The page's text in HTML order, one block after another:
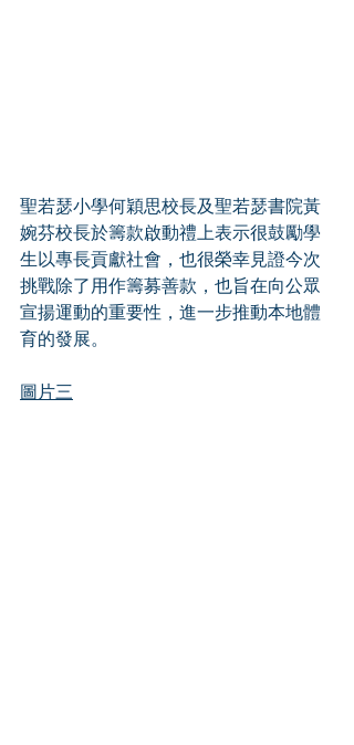
聖若瑟小學何穎思校長及聖若瑟書院黃
婉芬校長於籌款啟動禮上表示很鼓勵學
生以專長貢獻社會，也很榮幸見證今次
挑戰除了用作籌募善款，也旨在向公眾
宣揚運動的重要性，進一步推動本地體
育的發展。
圖片三